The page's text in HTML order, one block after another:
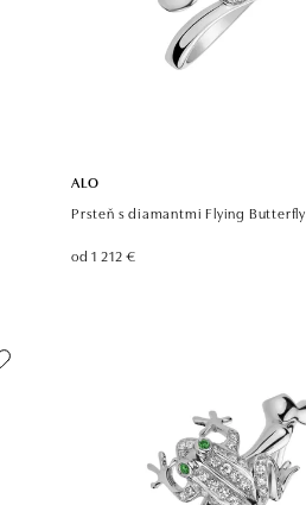
ALO
Prsteň s diamantmi Flying Butterfly
od 1 212 €